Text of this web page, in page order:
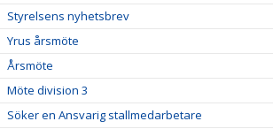
Styrelsens nyhetsbrev
Yrus årsmöte
Årsmöte
Möte division 3
Söker en Ansvarig stallmedarbetare